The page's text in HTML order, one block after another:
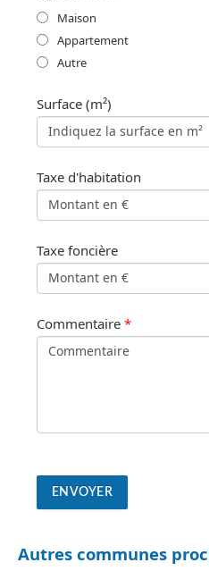
Maison
Appartement
Autre
Surface (m²)
Taxe d'habitation
Taxe foncière
Commentaire *
Autres communes